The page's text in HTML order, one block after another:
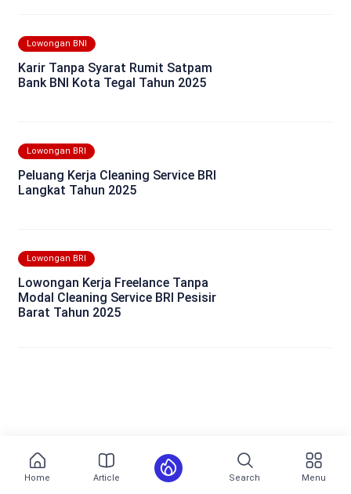
Lowongan BNI
Karir Tanpa Syarat Rumit Satpam
Bank BNI Kota Tegal Tahun 2025
Lowongan BRI
Peluang Kerja Cleaning Service BRI
Langkat Tahun 2025
Lowongan BRI
Lowongan Kerja Freelance Tanpa
Modal Cleaning Service BRI Pesisir
Barat Tahun 2025
Home Article Search Menu